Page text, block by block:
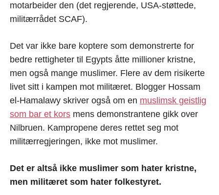
motarbeider den (det regjerende, USA-støttede,
militærrådet SCAF).
Det var ikke bare koptere som demonstrerte for
bedre rettigheter til Egypts åtte millioner kristne,
men også mange muslimer. Flere av dem risikerte
livet sitt i kampen mot militæret. Blogger Hossam
el-Hamalawy skriver også om en muslimsk geistlig
som bar et kors mens demonstrantene gikk over
Nilbruen. Kampropene deres rettet seg mot
militærregjeringen, ikke mot muslimer.
Det er altså ikke muslimer som hater kristne,
men militæret som hater folkestyret.